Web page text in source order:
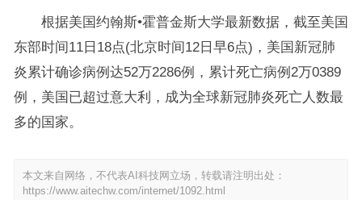
根据美国约翰斯•霍普金斯大学最新数据，截至美国
东部时间11日18点(北京时间12日早6点)，美国新冠肺
炎累计确诊病例达52万2286例，累计死亡病例2万0389
例，美国已超过意大利，成为全球新冠肺炎死亡人数最
多的国家。
本文来自网络，不代表AI科技网立场，转载请注明出处：
https://www.aitechw.com/internet/1092.html